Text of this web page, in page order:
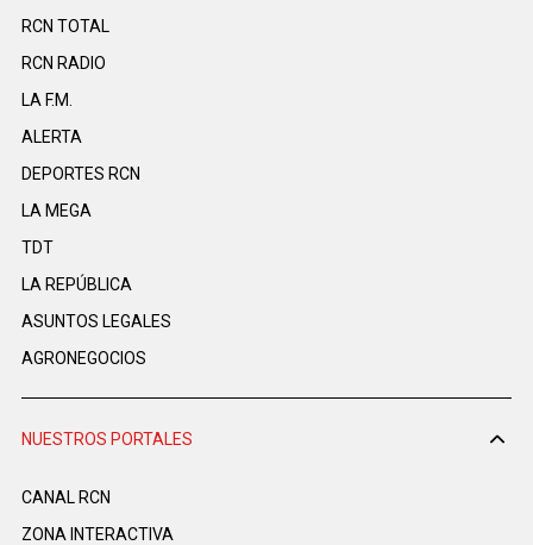
RCN TOTAL
RCN RADIO
LA F.M.
ALERTA
DEPORTES RCN
LA MEGA
TDT
LA REPÚBLICA
ASUNTOS LEGALES
AGRONEGOCIOS
NUESTROS PORTALES
CANAL RCN
ZONA INTERACTIVA